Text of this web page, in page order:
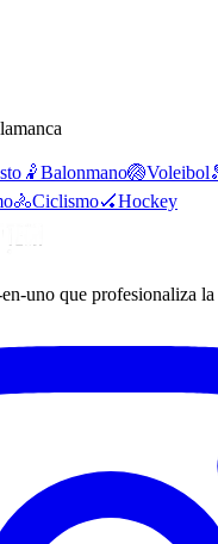
🤾Balonmano🏐Voleibol
🚴Ciclismo🏑Hockey
uno que profesionaliza